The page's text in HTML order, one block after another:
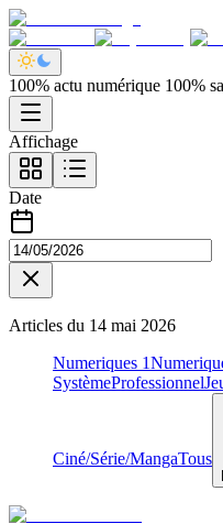
100% actu numérique 100%
Affichage
Date
Articles du 14 mai 2026
Numeriques 1
SystèmeProfessionnel
Ciné/Série/MangaTous